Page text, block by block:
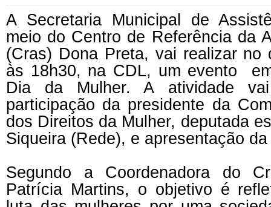
A Secretaria Municipal de
meio do Centro de Referência da
(Cras) Dona Preta, vai realizar no
às 18h30, na CDL, um evento
Dia da Mulher. A atividade
participação da presidente da
dos Direitos da Mulher, deputada
Siqueira (Rede), e apresentação
Segundo a Coordenadora do C
Patrícia Martins, o objetivo é